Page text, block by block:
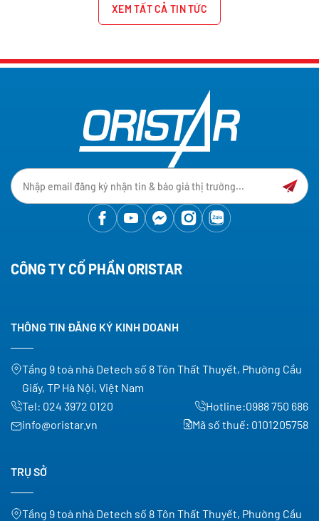
XEM TẤT CẢ TIN TỨC
CÔNG TY CỔ PHẦN ORISTAR
THÔNG TIN ĐĂNG KÝ KINH DOANH
Tầng 9 toà nhà Detech số 8 Tôn Thất Thuyết, Phường Cầu
Giấy, TP Hà Nội, Việt Nam
Tel: 024 3972 0120 Hotline:0988 750 686
info@oristar.vn
Mã số thuế: 0101205758
TRỤ SỞ
Tầng 9 toà nhà Detech số 8 Tôn Thất Thuyết, Phường Cầu